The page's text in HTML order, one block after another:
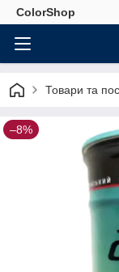
ColorShop
Товари та
–8%